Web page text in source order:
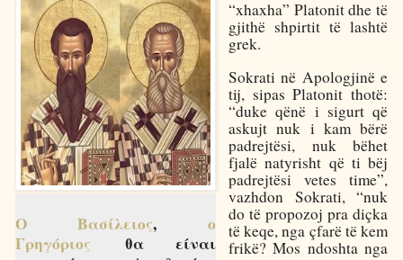
Ο Βασίλειος, ο
Γρηγόριος θα είναι
“xhaxha” Platonit dhe të
gjithë shpirtit të lashtë
grek.
Sokrati në Apologjinë e
tij, sipas Platonit thotë:
“duke qënë i sigurt që
askujt nuk i kam bërë
padrejtësi, nuk bëhet
fjalë natyrisht që ti bëj
padrejtësi vetes time”,
vazhdon Sokrati, “nuk
do të propozoj pra diçka
të keqe, nga çfarë të kem
frikë? Mos ndoshta nga